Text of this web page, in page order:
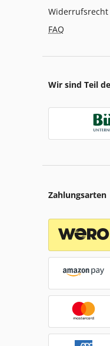
Widerrufsrecht
FAQ
Wir sind Teil
Zahlungsarten